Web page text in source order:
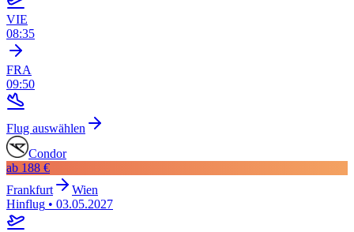
VIE
08:35
FRA
09:50
Flug auswählen
Condor
ab 188 €
Frankfurt
Wien
Hinflug • 03.05.2027